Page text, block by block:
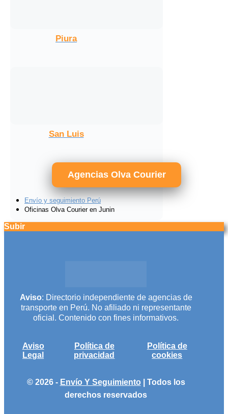
Piura
San Luis
Agencias Olva Courier
Envío y seguimiento Perú
Oficinas Olva Courier en Junin
Subir
Aviso: Directorio independiente de agencias de
transporte en Perú. No afiliado ni representante
oficial. Contenido con fines informativos.
Aviso
Legal
Política de
privacidad
Política de
cookies
© 2026 - Envío Y Seguimiento | Todos los
derechos reservados